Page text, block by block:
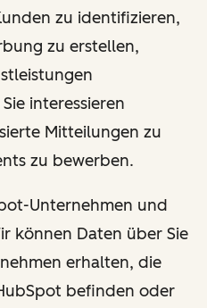
zu identifizieren,
zu erstellen,
interessieren
Mitteilungen zu
zu bewerben.
Unternehmen und
können Daten über Sie
erhalten, die
befinden oder